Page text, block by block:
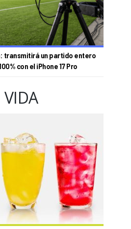
transmitirá un partido entero
con el iPhone 17 Pro
VIDA